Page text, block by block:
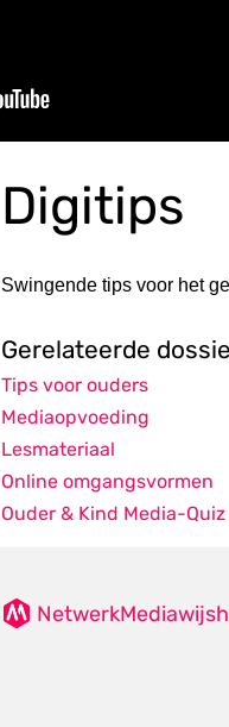
Digitips
Swingende tips voor het
Gerelateerde
Tips voor ouders
Mediaopvoeding
Lesmateriaal
Online omgangsvormen
Ouder & Kind Media-Quiz